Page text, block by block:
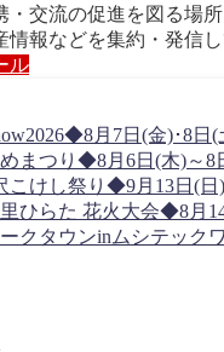
・交流の促進を図る場
情報などを集約・発信し
ル
月7日(金)･8日(
まつり◆8月6日(木)～8
こけし祭り◆9月13日(日)
ひらた 花火大会◆8月
クタウンinムシテック